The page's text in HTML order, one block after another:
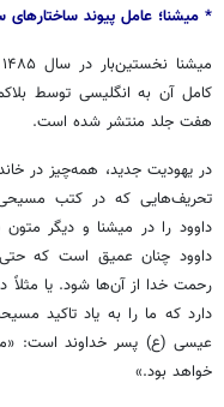
* میشنا؛ عامل پیوند
هفت جلد منتشر شده است.
در یهودیت جدید، همه‌چیز در
تحریف‌هایی که در کتب مسیحی
داوود را در میشنا و دیگر
داوود چنان عمیق است که
رحمت خدا از آن‌ها شود. یا مثلاً
دارد که ما را به یاد تاکید
عیسی (ع) پسر خداوند است:
خواهد بود.»